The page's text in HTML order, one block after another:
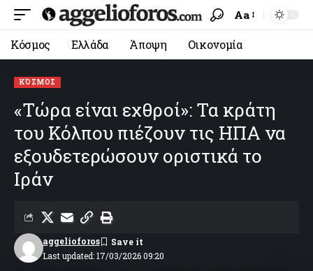
Aa
Κόσμος Ελλάδα Άποψη Οικονομία
ΚΌΣΜΟΣ
«Τώρα είναι εχθροί»: Τα κράτη
του Κόλπου πιέζουν τις ΗΠΑ να
εξουδετερώσουν οριστικά το
Ιράν
Last updated: 17/03/2026 09:20
aggelioforos